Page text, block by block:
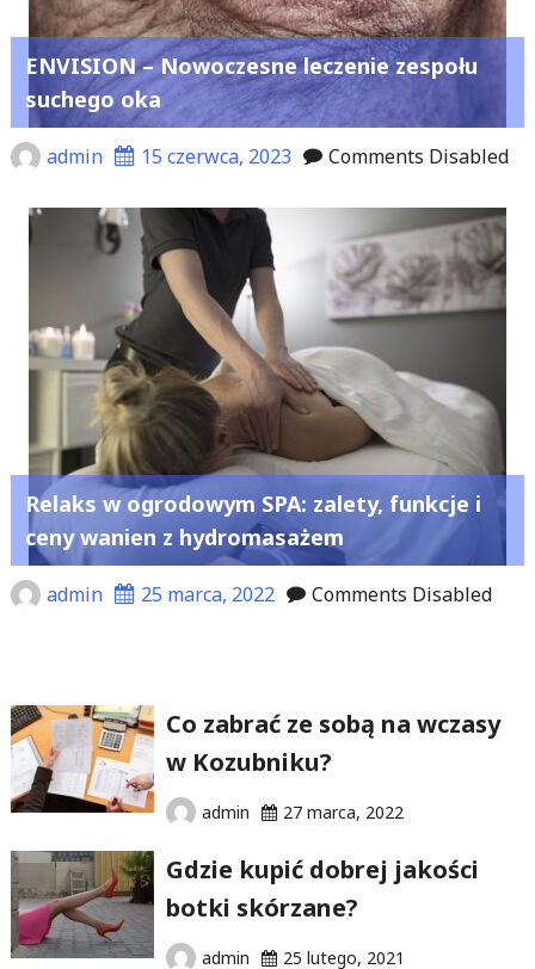
ENVISION – Nowoczesne leczenie zespołu
suchego oka
admin 15 czerwca, 2023 Comments Disabled
Relaks w ogrodowym SPA: zalety, funkcje i
ceny wanien z hydromasażem
admin 25 marca, 2022 Comments Disabled
Co zabrać ze sobą na wczasy
w Kozubniku?
admin 27 marca, 2022
Gdzie kupić dobrej jakości
botki skórzane?
admin 25 lutego, 2021